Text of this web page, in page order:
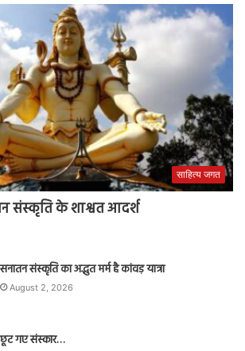
साहित्य जगत
संस्कृति के शाश्वत आदर्श
सनातन संस्कृति का अद्भुत मर्म है कांवड़ यात्रा
August 2, 2026
छूट गए संस्कार…